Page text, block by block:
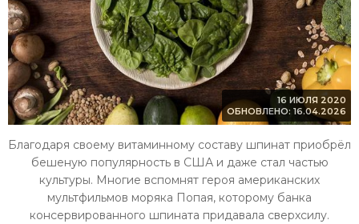
16 ИЮЛЯ 2020
ОБНОВЛЕНО: 16.04.2026
Благодаря своему витаминному составу шпинат приобрёл
бешеную популярность в США и даже стал частью
культуры. Многие вспомнят героя американских
мультфильмов моряка Попая, которому банка
консервированного шпината придавала сверхсилу.